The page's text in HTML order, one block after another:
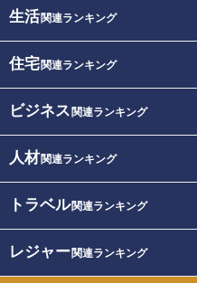
生活関連ランキング
住宅関連ランキング
ビジネス 関連ランキング
人材関連ランキング
トラベル関連ランキング
レジャー関連ランキング